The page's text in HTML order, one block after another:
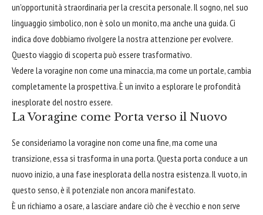
un'opportunità straordinaria per la crescita personale. Il sogno, nel suo
linguaggio simbolico, non è solo un monito, ma anche una guida. Ci
indica dove dobbiamo rivolgere la nostra attenzione per evolvere.
Questo viaggio di scoperta può essere trasformativo.
Vedere la voragine non come una minaccia, ma come un portale, cambia
completamente la prospettiva. È un invito a esplorare le profondità
inesplorate del nostro essere.
La Voragine come Porta verso il Nuovo
Se consideriamo la voragine non come una fine, ma come una
transizione, essa si trasforma in una porta. Questa porta conduce a un
nuovo inizio, a una fase inesplorata della nostra esistenza. Il vuoto, in
questo senso, è il potenziale non ancora manifestato.
È un richiamo a osare, a lasciare andare ciò che è vecchio e non serve